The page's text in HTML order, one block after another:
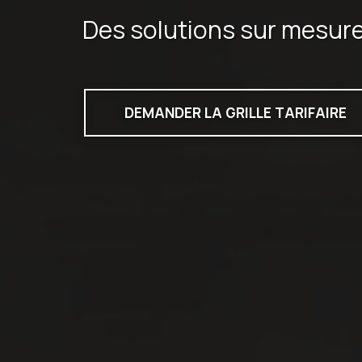
Des solutions sur
DEMANDER LA GRILLE TARIFAIRE